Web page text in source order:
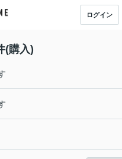
ログイン
(購入)